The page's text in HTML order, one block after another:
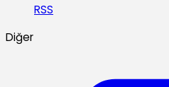
RSS
Diğer